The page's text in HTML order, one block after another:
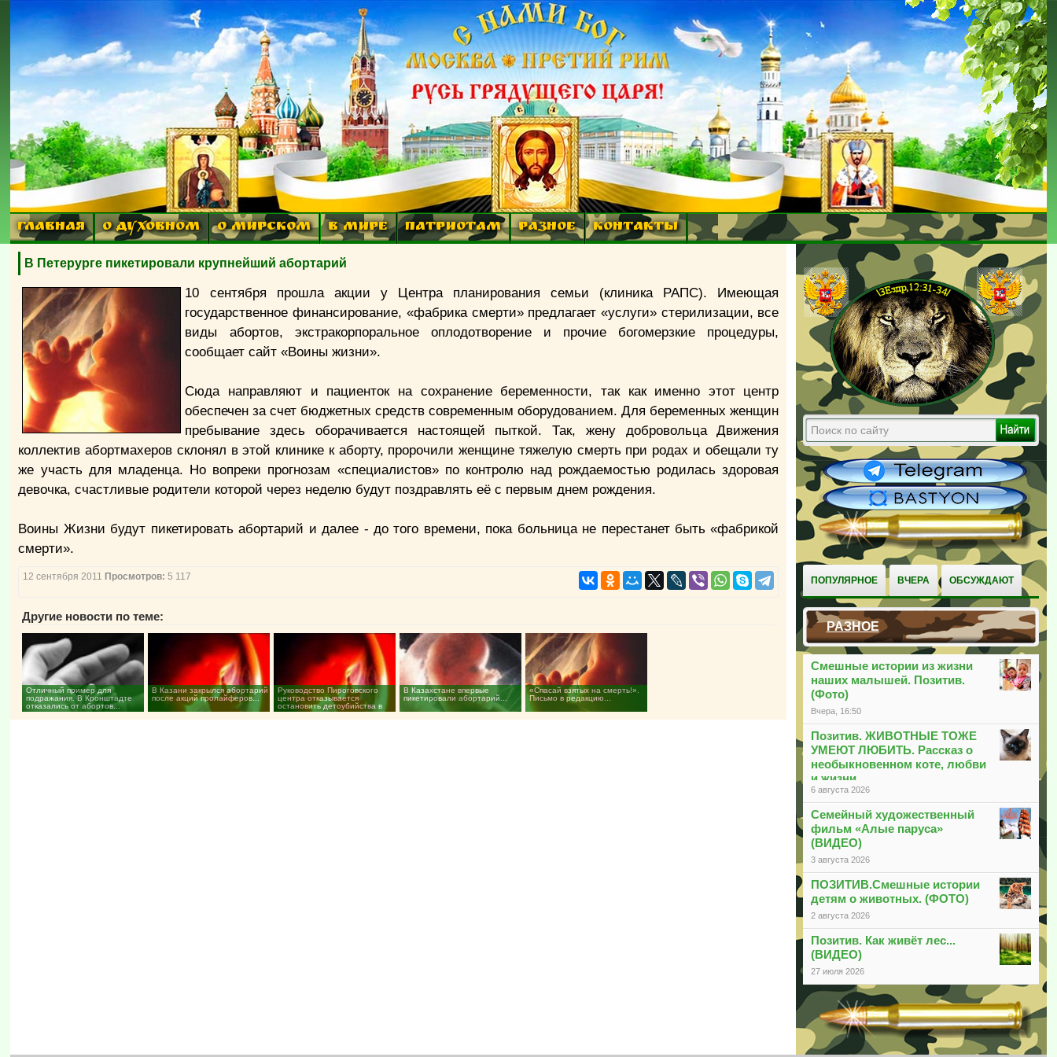
ГЛАВНАЯ О ДУХОВНОМ О МИРСКОМ В МИРЕ ПАТРИОТАМ РАЗНОЕ КОНТАКТЫ
ПОПУЛЯРНОЕ ВЧЕРА ОБСУЖДАЮТ
РАЗНОЕ
Смешные истории из жизни
наших малышей. Позитив.
(Фото)
Вчера, 16:50
Позитив. ЖИВОТНЫЕ ТОЖЕ
УМЕЮТ ЛЮБИТЬ. Рассказ о
необыкновенном коте, любви
и жизни
6 августа 2026
Семейный художественный
фильм «Алые паруса»
(ВИДЕО)
3 августа 2026
ПОЗИТИВ.Смешные истории
детям о животных. (ФОТО)
2 августа 2026
Позитив. Как живёт лес...
(ВИДЕО)
27 июля 2026
В Петерурге пикетировали крупнейший абортарий
10 сентября прошла акции у Центра планирования семьи (клиника РАПС). Имеющая
государственное финансирование, «фабрика смерти» предлагает «услуги» стерилизации, все
виды абортов, экстракорпоральное оплодотворение и прочие богомерзкие процедуры,
сообщает сайт «Воины жизни».
Сюда направляют и пациенток на сохранение беременности, так как именно этот центр
обеспечен за счет бюджетных средств современным оборудованием. Для беременных женщин
пребывание здесь оборачивается настоящей пыткой. Так, жену добровольца Движения
коллектив абортмахеров склонял в этой клинике к аборту, пророчили женщине тяжелую смерть при родах и обещали ту
же участь для младенца. Но вопреки прогнозам «специалистов» по контролю над рождаемостью родилась здоровая
девочка, счастливые родители которой через неделю будут поздравлять её с первым днем рождения.
Воины Жизни будут пикетировать абортарий и далее - до того времени, пока больница не перестанет быть «фабрикой
смерти».
12 сентября 2011 Просмотров: 5 117
Другие новости по теме:
Отличный пример для
подражания. В Кронштадте
отказались от абортов...
В Казани закрылся абортарий
после акций пролайферов...
Руководство Пироговского
центра отказывается
остановить детоубийства в
здании храма...
В Казахстане впервые
пикетировали абортарий...
«Спасай взятых на смерть!».
Письмо в редакцию...